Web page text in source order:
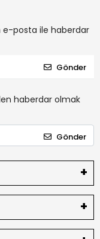
e-posta ile haberdar
Gönder
haberdar olmak
Gönder